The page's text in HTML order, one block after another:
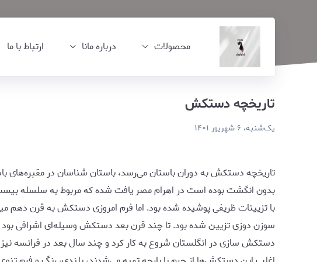
محصولات درباره مانا ارتباط با ما
تاریخچه دستکش
یک‌شنبه، ۶ شهریور ۱۴۰۱
تاریخچه دستکش به دوران باستان می‌رسد، باستان شناسان در
با تزیینات ظریفی پوشیده شده بود. اما فرم امروزی دستکش به قرن
سوزن دوزی تزیین شده بود. تا چند قرن بعد دستکش وسیله‌ای اشرافی
دستکش سازی در انگلستان شروع به کار کرد و چند سال بعد در فرانسه